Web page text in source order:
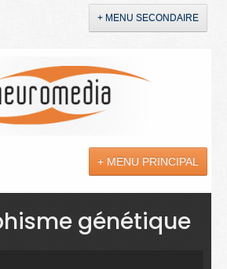
+ MENU SECONDAIRE
+ MENU PRINCIPAL
génétique